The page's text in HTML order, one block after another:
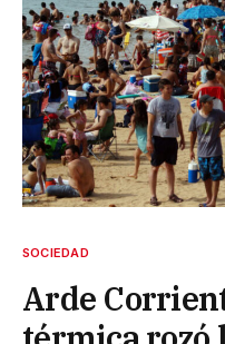
SOCIEDAD
Arde